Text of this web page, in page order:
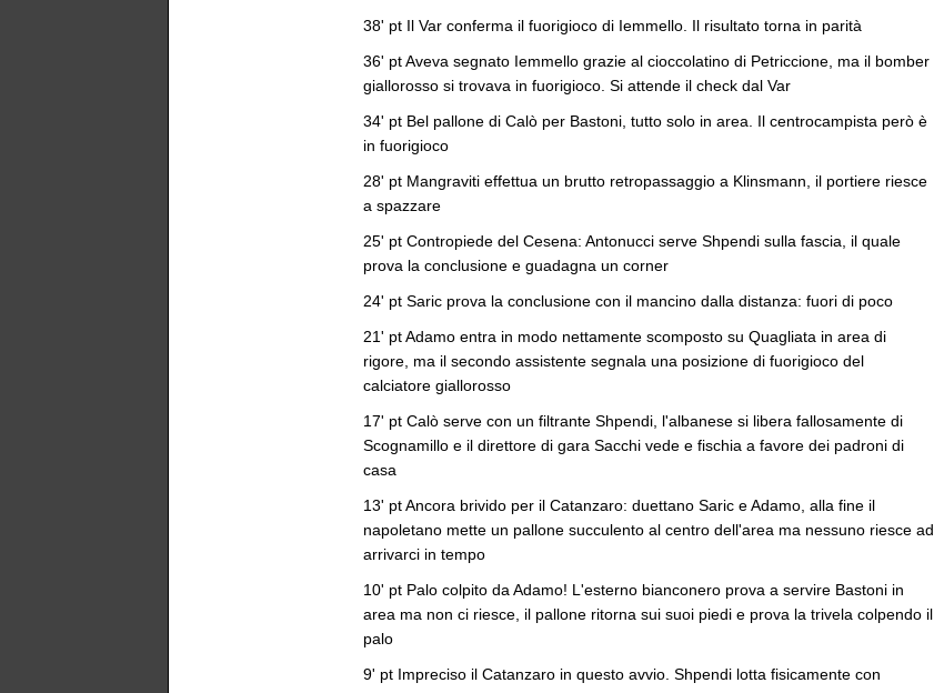
38' pt Il Var conferma il fuorigioco di Iemmello. Il risultato torna in parità
36' pt Aveva segnato Iemmello grazie al cioccolatino di Petriccione, ma il bomber
giallorosso si trovava in fuorigioco. Si attende il check dal Var
34' pt Bel pallone di Calò per Bastoni, tutto solo in area. Il centrocampista però è
in fuorigioco
28' pt Mangraviti effettua un brutto retropassaggio a Klinsmann, il portiere riesce
a spazzare
25' pt Contropiede del Cesena: Antonucci serve Shpendi sulla fascia, il quale
prova la conclusione e guadagna un corner
24' pt Saric prova la conclusione con il mancino dalla distanza: fuori di poco
21' pt Adamo entra in modo nettamente scomposto su Quagliata in area di
rigore, ma il secondo assistente segnala una posizione di fuorigioco del
calciatore giallorosso
17' pt Calò serve con un filtrante Shpendi, l'albanese si libera fallosamente di
Scognamillo e il direttore di gara Sacchi vede e fischia a favore dei padroni di
casa
13' pt Ancora brivido per il Catanzaro: duettano Saric e Adamo, alla fine il
napoletano mette un pallone succulento al centro dell'area ma nessuno riesce ad
arrivarci in tempo
10' pt Palo colpito da Adamo! L'esterno bianconero prova a servire Bastoni in
area ma non ci riesce, il pallone ritorna sui suoi piedi e prova la trivela colpendo il
palo
9' pt Impreciso il Catanzaro in questo avvio. Shpendi lotta fisicamente con